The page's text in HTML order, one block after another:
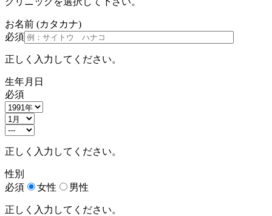
お名前 (カタカナ)
必須
正しく入力してください。
生年月日
必須
正しく入力してください。
性別
必須
女性 男性
正しく入力してください。